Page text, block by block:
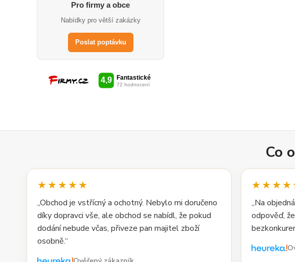
Pro firmy a obce
Nabídky pro větší zakázky
Poslat poptávku
Co
★★★★★
„Obchod je vstřícný a ochotný. Nebylo mi doručeno
díky dopravci vše, ale obchod se nabídl, že pokud
dodání nebude včas, přiveze pan majitel zboží
osobně.“
„Na
odpověď,